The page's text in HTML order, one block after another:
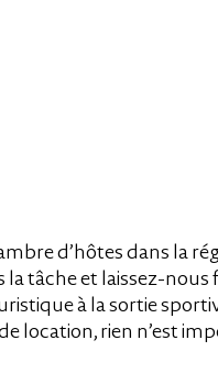
d’hôtes dans la
tâche et laissez-nous
à la sortie
location, rien n’est